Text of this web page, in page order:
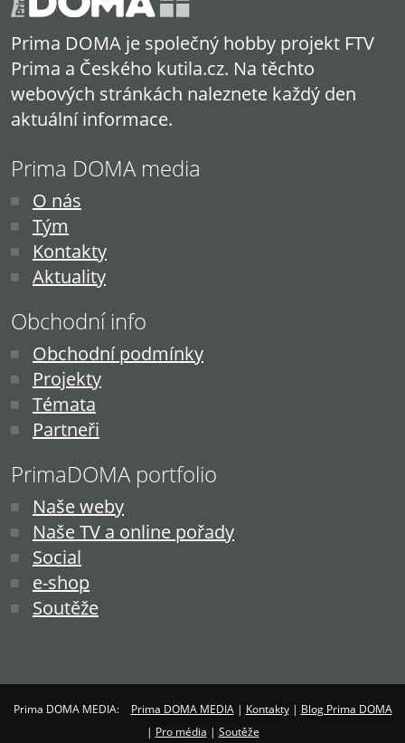
Prima DOMA je společný hobby projekt FTV
Prima a Českého kutila.cz. Na těchto
webových stránkách naleznete každý den
aktuální informace.
Prima DOMA media
O nás
Tým
Kontakty
Aktuality
Obchodní info
Obchodní podmínky
Projekty
Témata
Partneři
PrimaDOMA portfolio
Naše weby
Naše TV a online pořady
Social
e-shop
Soutěže
Prima DOMA MEDIA: Prima DOMA MEDIA| Kontakty| Blog Prima DOMA
| Pro média | Soutěže